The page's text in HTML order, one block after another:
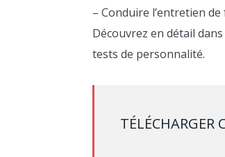
– Conduire l’entretien de
Découvrez en détail
tests de personnalité.
TÉLÉCHARGER